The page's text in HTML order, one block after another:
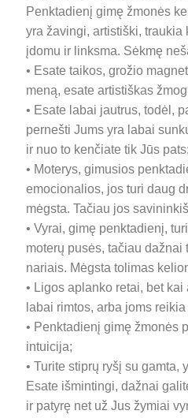
Penktadienį gimę žmonės
yra žavingi, artistiški, traukia
įdomu ir linksma. Sėkmę
• Esate taikos, grožio
meną, esate artistiškas
• Esate labai jautrus, todėl,
pernešti Jums yra labai
ir nuo to kenčiate tik Jūs pats;
• Moterys, gimusios
emocionalios, jos turi daug
mėgsta. Tačiau jos
• Vyrai, gimę penktadienį,
moterų pusės, tačiau dažnai
nariais. Mėgsta tolimas
• Ligos aplanko retai, bet
labai rimtos, arba joms
• Penktadienį gimę žmonės
intuicija;
• Turite stiprų ryšį su gamta,
Esate išmintingi, dažnai
ir patyrę net už Jus žymiai